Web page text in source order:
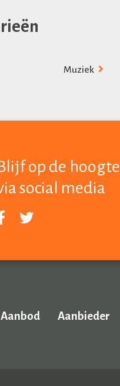
Muziek
op de hoogte
social media
Aanbod Aanbieder